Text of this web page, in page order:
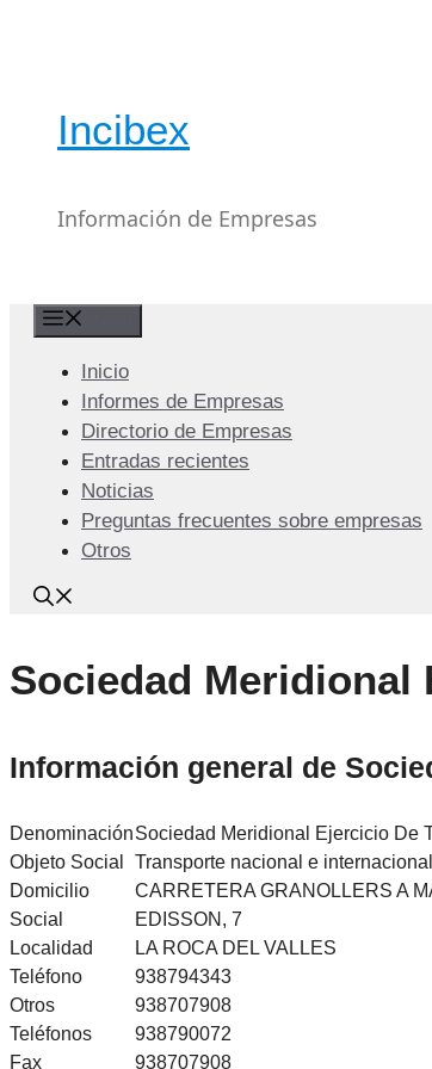
Incibex
Información de Empresas
Inicio
Informes de Empresas
Directorio de Empresas
Entradas recientes
Noticias
Preguntas frecuentes sobre empresas
Otros
Sociedad Meridional
Información general de
DenominaciónSociedad Meridional Ejercicio De
Objeto Social
Transporte nacional e
Domicilio
Social
CARRETERA GRANOLLERS A
EDISSON, 7
Localidad
LA ROCA DEL VALLES
Teléfono
938794343
Otros
Teléfonos
938707908
938790072
Fax
938707908